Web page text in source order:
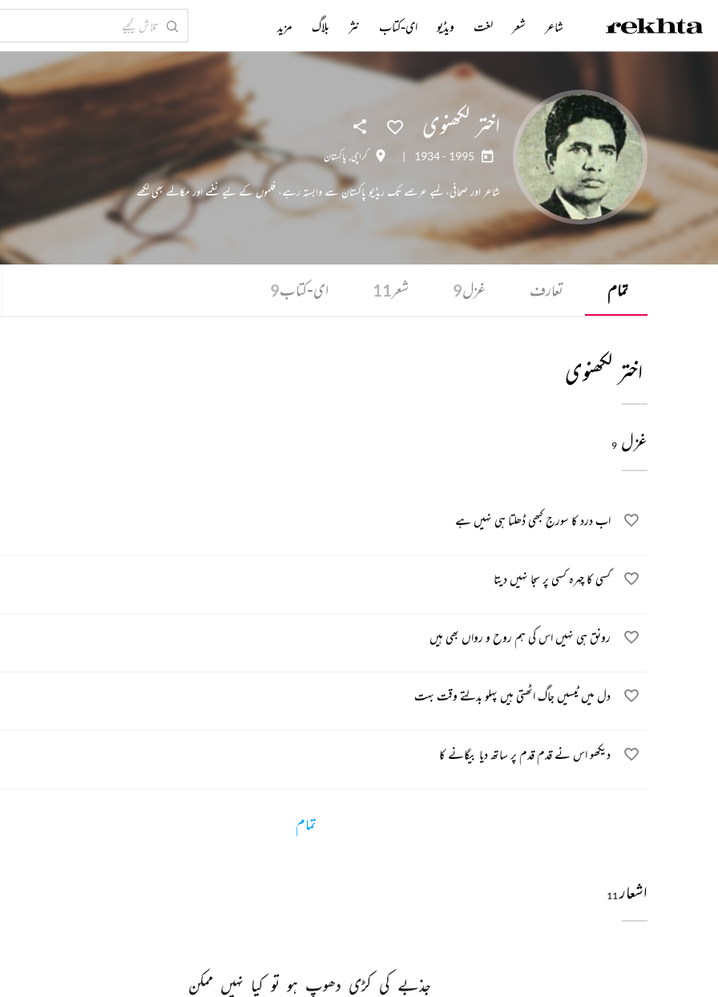
اختر لکھنوی
1934 - 1995
| کراچی, پاکستان
شاعر اور صحافی، لمبے عرصے تک ریڈیو پاکستان سے وابستہ رہے، فلموں کے لیے نغمے اور مکالمے بھی لکھے
تمام تعارف غزل9 شعر11 ای-کتاب9
اختر لکھنوی
غزل 9
اب درد کا سورج کبھی ڈھلتا ہی نہیں ہے
کسی کا چہرہ کسی پر سجا نہیں دیتا
رونق ہی نہیں اس کی ہم روح و رواں بھی ہیں
دل میں ٹیسیں جاگ اٹھتی ہیں پہلو بدلتے وقت بہت
دیکھو اس نے قدم قدم پر ساتھ دیا بیگانے کا
تمام
اشعار11
جذبے کی کڑی دھوپ ہو تو کیا نہیں ممکن
شاعر شعر لغت ویڈیو ای-کتاب نثر بلاگ مزید